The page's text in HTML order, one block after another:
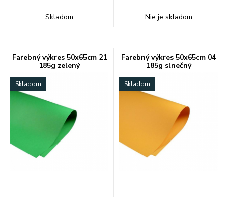
Skladom Nie je skladom
Farebný výkres 50x65cm 21
185g zelený
Skladom
Farebný výkres 50x65cm 04
185g slnečný
Skladom